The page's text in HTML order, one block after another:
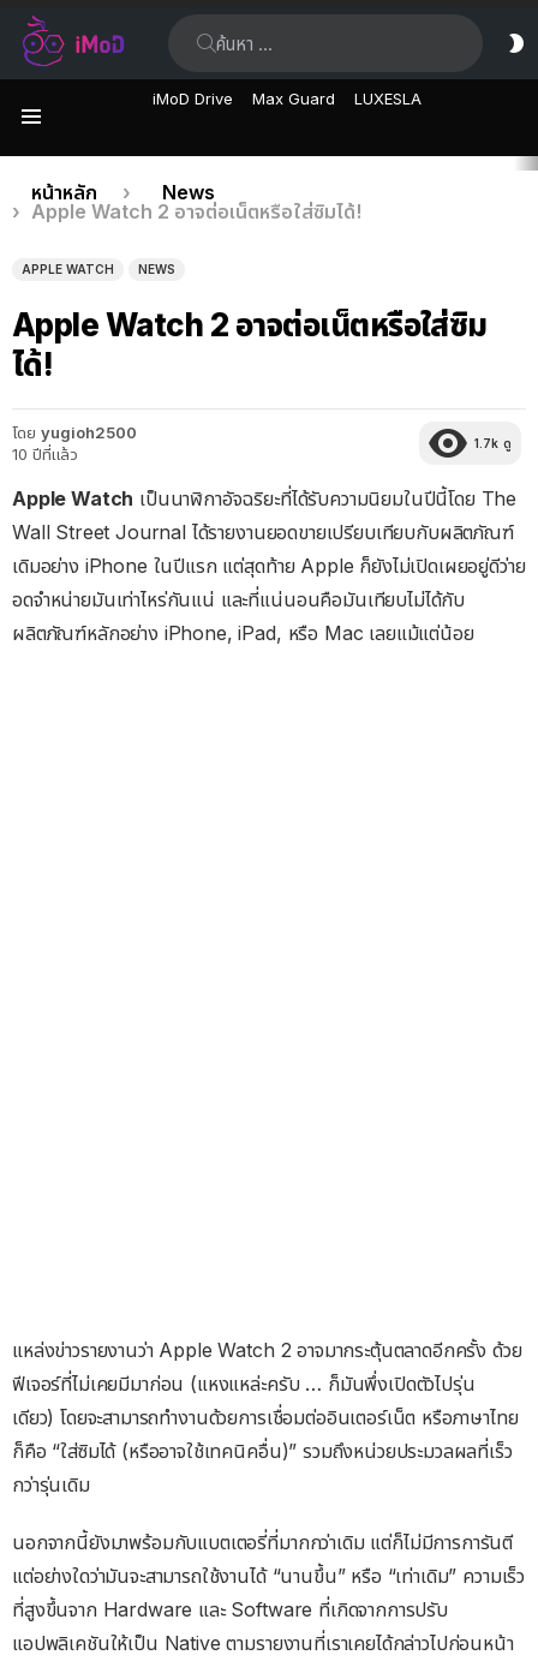
iMoD Drive Max Guard LUXESLA
เรื่อง
ล่าสุด
คุณอยู่ที่นี่:
หน้าหลัก
News
Apple Watch 2 อาจต่อเน็ตหรือใส่ซิมได้!
APPLE WATCH NEWS
Apple Watch 2 อาจต่อเน็ตหรือใส่ซิม
ได้!
โดย yugioh2500
10 ปีที่แล้ว
1.7k ดู
Apple Watch เป็นนาฬิกาอัจฉริยะที่ได้รับความนิยมในปีนี้โดย The
Wall Street Journal ได้รายงานยอดขายเปรียบเทียบกับผลิตภัณฑ์
เดิมอย่าง iPhone ในปีแรก แต่สุดท้าย Apple ก็ยังไม่เปิดเผยอยู่ดีว่าย
อดจำหน่ายมันเท่าไหร่กันแน่ และที่แน่นอนคือมันเทียบไม่ได้กับ
ผลิตภัณฑ์หลักอย่าง iPhone, iPad, หรือ Mac เลยแม้แต่น้อย
แหล่งข่าวรายงานว่า Apple Watch 2 อาจมากระตุ้นตลาดอีกครั้ง ด้วย
ฟีเจอร์ที่ไม่เคยมีมาก่อน (แหงแหล่ะครับ … ก็มันพึ่งเปิดตัวไปรุ่น
เดียว) โดยจะสามารถทำงานด้วยการเชื่อมต่ออินเตอร์เน็ต หรือภาษาไทย
ก็คือ “ใส่ซิมได้ (หรืออาจใช้เทคนิคอื่น)” รวมถึงหน่วยประมวลผลที่เร็ว
กว่ารุ่นเดิม
นอกจากนี้ยังมาพร้อมกับแบตเตอรี่ที่มากกว่าเดิม แต่ก็ไม่มีการการันตี
แต่อย่างใดว่ามันจะสามารถใช้งานได้ “นานขึ้น” หรือ “เท่าเดิม” ความเร็ว
ที่สูงขึ้นจาก Hardware และ Software ที่เกิดจากการปรับ
แอปพลิเคชันให้เป็น Native ตามรายงานที่เราเคยได้กล่าวไปก่อนหน้า